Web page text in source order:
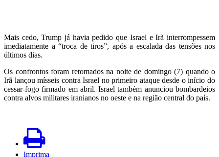
Mais cedo, Trump já havia pedido que Israel e Irã interrompessem
imediatamente a “troca de tiros”, após a escalada das tensões nos
últimos dias.
Os confrontos foram retomados na noite de domingo (7) quando o
Irã lançou mísseis contra Israel no primeiro ataque desde o início do
cessar-fogo firmado em abril. Israel também anunciou bombardeios
contra alvos militares iranianos no oeste e na região central do país.
Imprima